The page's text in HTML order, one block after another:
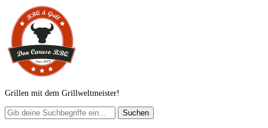
Grillen mit dem Grillweltmeister!